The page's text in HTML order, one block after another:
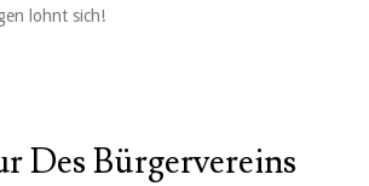
lohnt sich!
Des Bürgervereins